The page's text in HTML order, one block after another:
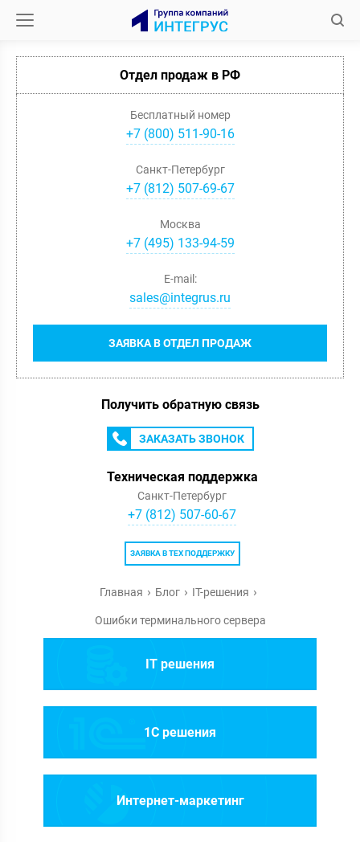
Отдел продаж в РФ
Бесплатный номер
+7 (800) 511-90-16
Санкт-Петербург
+7(812) 507-69-67
Москва
+7(495) 133-94-59
ЗАЯВКА В ОТДЕЛ ПРОДАЖ
E-mail:
sales@integrus.ru
Получить обратную связь
ЗАКАЗАТЬ ЗВОНОК
Техническая поддержка
Санкт-Петербург
+7 (812) 507-60-67
ЗАЯВКА В ТЕХ ПОДДЕРЖКУ
Главная Блог IT-решения
Ошибки терминального сервера
IT решения
1C решения
Интернет-маркетинг